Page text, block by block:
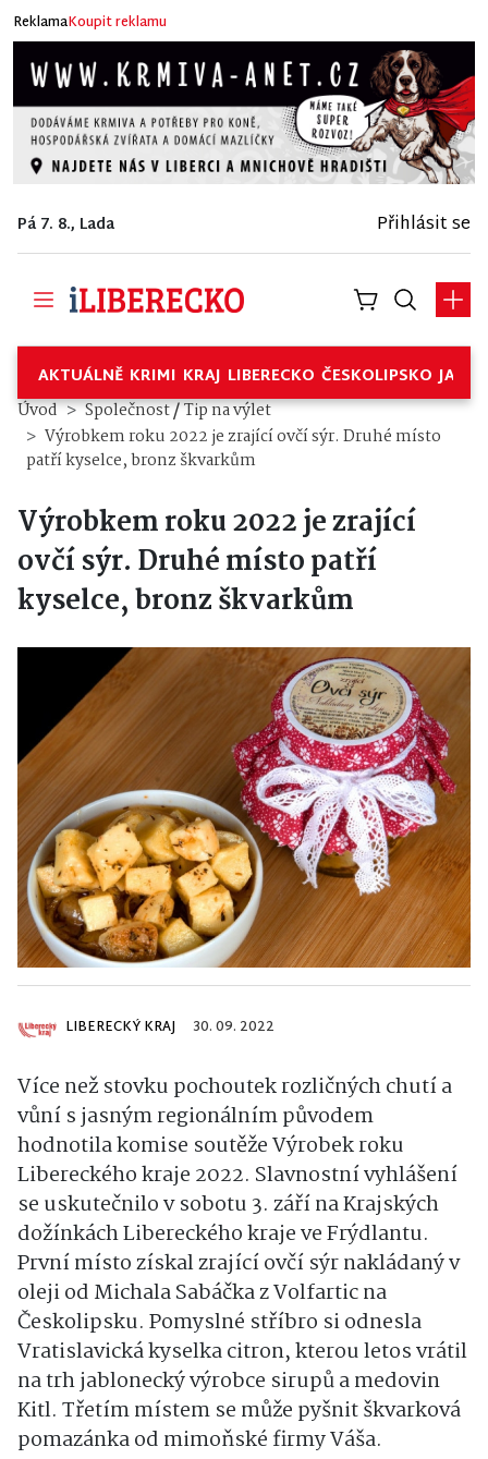
ReklamaKoupit reklamu
Pá 7. 8., Lada Přihlásit se
AKTUÁLNĚ KRIMI KRAJ LIBERECKO ČESKOLIPSKO
Úvod Společnost/Tip na výlet
Výrobkem roku 2022 je zrající ovčí sýr. Druhé místo
patří kyselce, bronz škvarkům
Výrobkem roku 2022 je zrající
ovčí sýr. Druhé místo patří
kyselce, bronz škvarkům
LIBERECKÝ KRAJ 30. 09. 2022
Více než stovku pochoutek rozličných chutí a
vůní s jasným regionálním původem
hodnotila komise soutěže Výrobek roku
Libereckého kraje 2022. Slavnostní vyhlášení
se uskutečnilo v sobotu 3. září na Krajských
dožínkách Libereckého kraje ve Frýdlantu.
První místo získal zrající ovčí sýr nakládaný v
oleji od Michala Sabáčka z Volfartic na
Českolipsku. Pomyslné stříbro si odnesla
Vratislavická kyselka citron, kterou letos vrátil
na trh jablonecký výrobce sirupů a medovin
Kitl. Třetím místem se může pyšnit škvarková
pomazánka od mimoňské firmy Váša.